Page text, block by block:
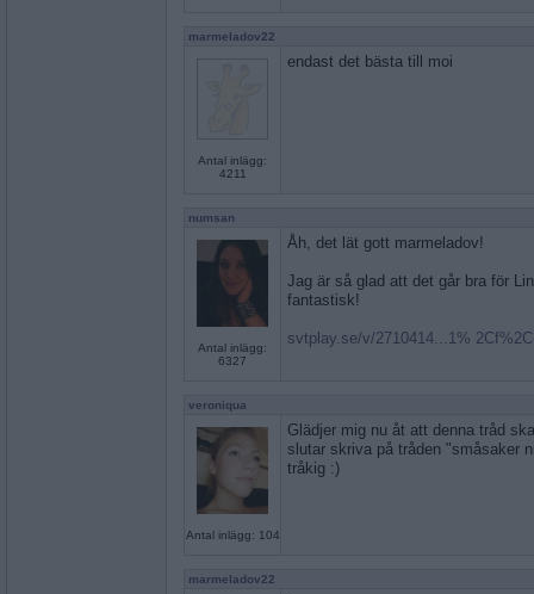
marmeladov22
Antal inlägg:
4211
endast det bästa till moi
numsan
Antal inlägg:
6327
Åh, det lät gott marmeladov!
Jag är så glad att det går bra för
fantastisk!
svtplay.se/v/2710414...1%
veroniqua
Antal inlägg: 104
Glädjer mig nu åt att denna tråd
slutar skriva på tråden "småsaker
tråkig :)
marmeladov22